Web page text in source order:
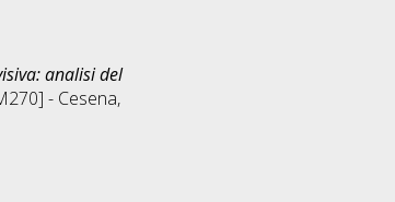
analisi del
- Cesena,